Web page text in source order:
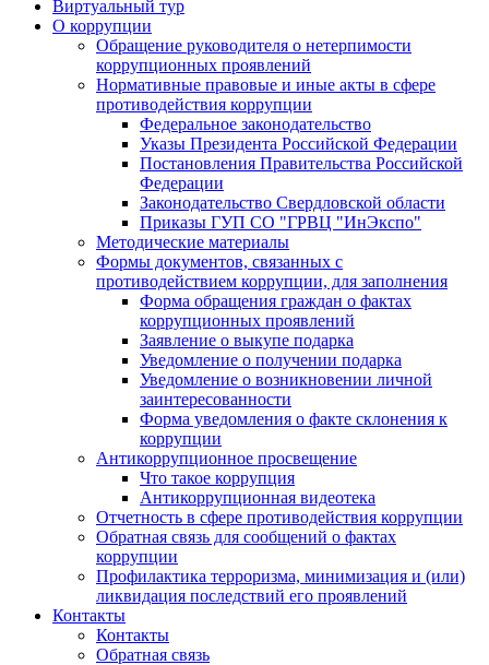
Виртуальный тур
О коррупции
Обращение руководителя о нетерпимости
коррупционных проявлений
Нормативные правовые и иные акты в сфере
противодействия коррупции
Федеральное законодательство
Указы Президента Российской Федерации
Постановления Правительства Российской
Федерации
Законодательство Свердловской области
Приказы ГУП СО "ГРВЦ "ИнЭкспо"
Методические материалы
Формы документов, связанных с
противодействием коррупции, для заполнения
Форма обращения граждан о фактах
коррупционных проявлений
Заявление о выкупе подарка
Уведомление о получении подарка
Уведомление о возникновении личной
заинтересованности
Форма уведомления о факте склонения к
коррупции
Антикоррупционное просвещение
Что такое коррупция
Антикоррупционная видеотека
Отчетность в сфере противодействия коррупции
Обратная связь для сообщений о фактах
коррупции
Профилактика терроризма, минимизация и (или)
ликвидация последствий его проявлений
Контакты
Контакты
Обратная связь